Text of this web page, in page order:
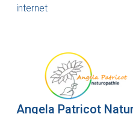
internet
Angela Patricot